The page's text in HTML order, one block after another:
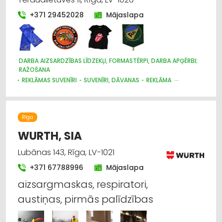
+371 29452028 Mājaslapa
DARBA AIZSARDZĪBAS LĪDZEKĻI, FORMASTĒRPI, DARBA APĢĒRBI;
RAŽOŠANA
REKLĀMAS SUVENĪRI
SUVENĪRI, DĀVANAS
REKLĀMA
UN APAVI; TIRDZNIECĪBA
Rīga
WURTH, SIA
Lubānas 143, Rīga, LV-1021
+371 67788996 Mājaslapa
aizsargmaskas, respiratori,
austiņas, pirmās palīdzības